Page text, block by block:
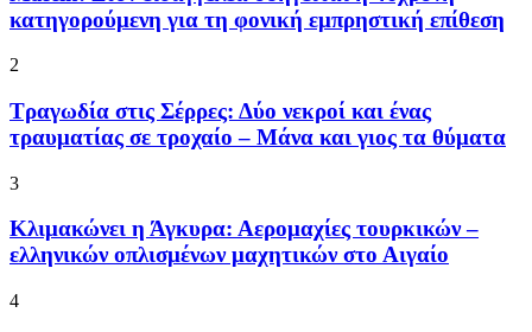
κατηγορούμενη για τη φονική εμπρηστική επίθεση
2
Τραγωδία στις Σέρρες: Δύο νεκροί και ένας
τραυματίας σε τροχαίο – Μάνα και γιος τα θύματα
3
Κλιμακώνει η Άγκυρα: Αερομαχίες τουρκικών –
ελληνικών οπλισμένων μαχητικών στο Αιγαίο
4